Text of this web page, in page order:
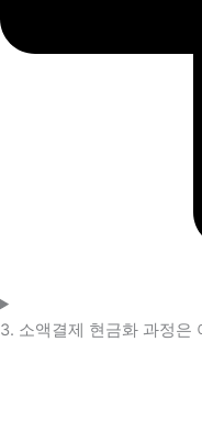
3. 소액결제 현금화 과정은